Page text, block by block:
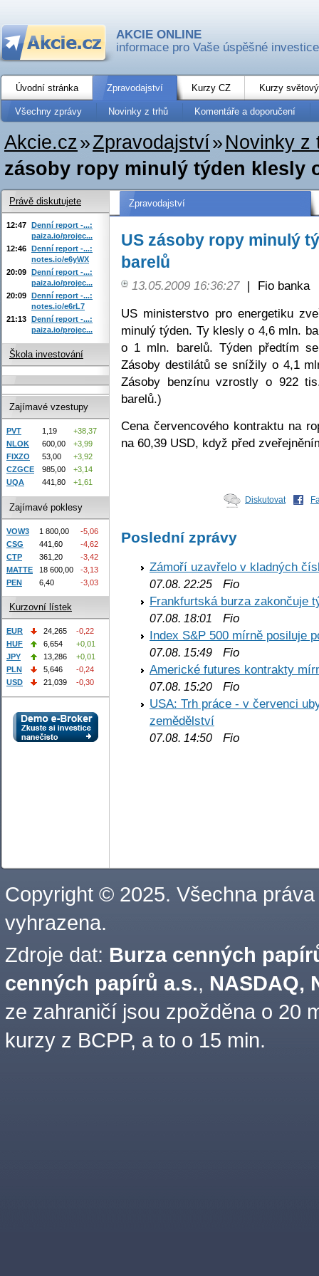
AKCIE ONLINE
informace pro Vaše úspěšné investice
Úvodní stránka Zpravodajství Kurzy CZ Kurzy
Všechny zprávy Novinky z trhů Komentáře a doporučení
Akcie.cz»Zpravodajství» Novinky z
zásoby ropy minulý týden klesly
Zpravodajství
US zásoby ropy minulý
barelů
13.05.2009 16:36:27 |
Fio banka
US ministerstvo pro energetiku
minulý týden. Ty klesly o 4,6 mln.
o 1 mln. barelů. Týden předtím
Zásoby destilátů se snížily o 4,1
Zásoby benzínu vzrostly o 922
barelů.)
Cena červencového kontraktu na
na 60,39 USD, když před
Diskutovat
Poslední zprávy
Zámoří uzavřelo v kladných
07.08. 22:25 Fio
Frankfurtská burza zakončuje
07.08. 18:01
Fio
Index S&P 500 mírně posiluje
07.08. 15:49 Fio
Americké futures kontrakty
07.08. 15:20 Fio
USA: Trh práce - v červenci
zemědělství
07.08. 14:50 Fio
Právě diskutujete
12:47 Denní report -...:
paiza.io/projec...
12:46 Denní report -...:
notes.io/e6yWX
20:09 Denní report -...:
paiza.io/projec...
20:09 Denní report -...:
notes.io/e6rL7
21:13 Denní report -...:
paiza.io/projec...
Škola investování
Zajímavé vzestupy
PVT 1,19
+38,37
NLOK
600,00
+3,99
FIXZO
53,00
+3,92
CZGCE
985,00
+3,14
UQA
441,80 +1,61
Zajímavé poklesy
VOW3 1 800,00
-5,06
CSG
441,60
-4,62
CTP
361,20
-3,42
MATTE
18 600,00
-3,13
PEN
6,40 -3,03
Kurzovní lístek
EUR 24,265
-0,22
HUF
6,654
+0,01
JPY
13,286
+0,01
PLN
5,646
-0,24
USD
21,039 -0,30
Copyright © 2025. Všechna práva
vyhrazena.
Zdroje dat: Burza cenných
cenných papírů a.s., NASDAQ,
ze zahraničí jsou zpožděna o 20
kurzy z BCPP, a to o 15 min.